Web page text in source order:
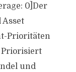
0]Der
Asset
Prioritäten
und